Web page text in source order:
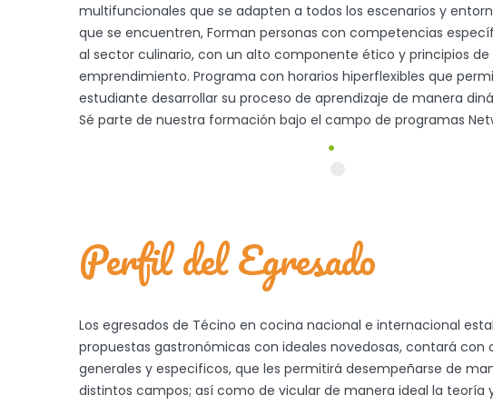
multifuncionales que se adapten a todos los escenarios y
que se encuentren, Forman personas con competencias
al sector culinario, con un alto componente ético y principios de
emprendimiento. Programa con horarios hiperflexibles que
estudiante desarrollar su proceso de aprendizaje de manera
Sé parte de nuestra formación bajo el campo de programas
Perfil del Egresado
Los egresados de Técino en cocina nacional e internacional
propuestas gastronómicas con ideales novedosas, contará con
generales y especificos, que les permitirá desempeñarse de
distintos campos; así como de vicular de manera ideal la teoría